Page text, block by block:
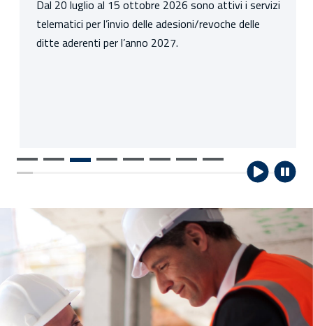
Dal 20 luglio al 15 ottobre 2026 sono attivi i servizi
telematici per l’invio delle adesioni/revoche delle
ditte aderenti per l’anno 2027.